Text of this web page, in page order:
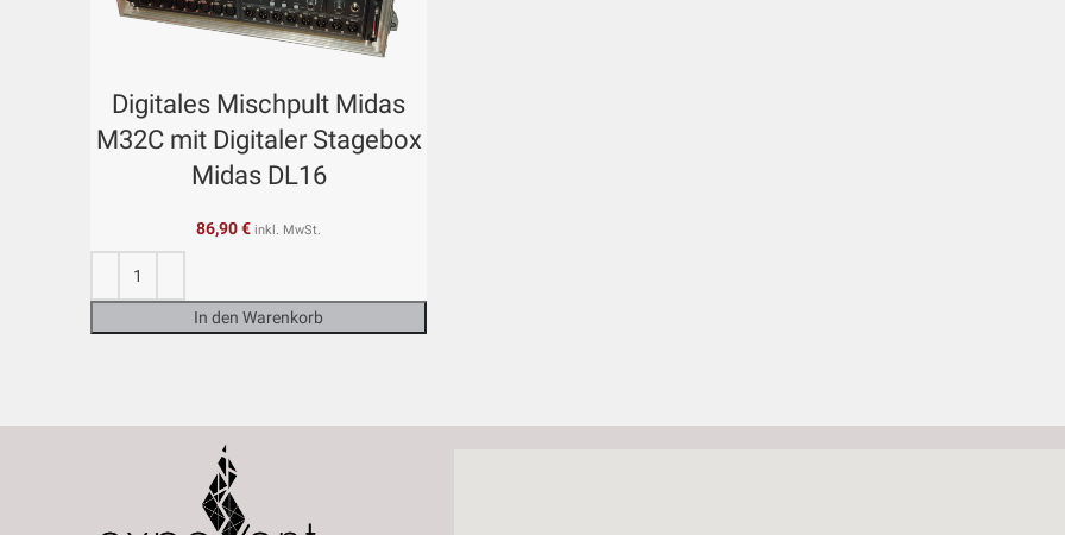
Digitales Mischpult Midas
M32C mit Digitaler Stagebox
Midas DL16
86,90€ inkl. MwSt.
In den Warenkorb